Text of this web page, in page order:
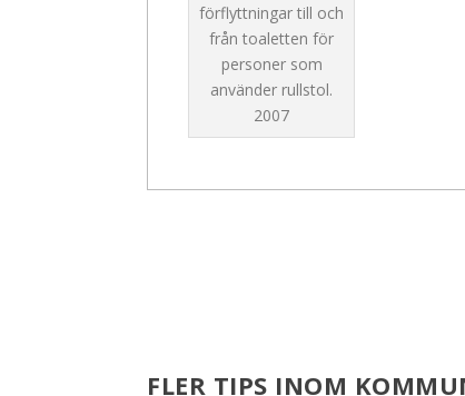
förflyttningar till och
från toaletten för
personer som
använder rullstol.
2007
FLER TIPS INOM